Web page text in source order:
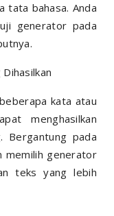
tata bahasa. Anda
generator pada
kata atau
menghasilkan
Bergantung pada
memilih generator
teks yang lebih